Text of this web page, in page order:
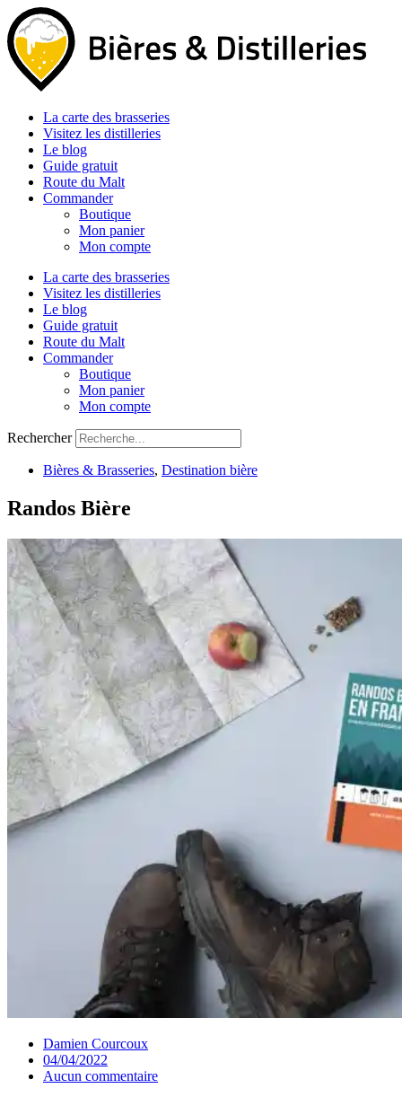
Aller
au
contenu
La carte des brasseries
Visitez les distilleries
Le blog
Guide gratuit
Route du Malt
Commander
Boutique
Mon panier
Mon compte
La carte des brasseries
Visitez les distilleries
Le blog
Guide gratuit
Route du Malt
Commander
Boutique
Mon panier
Mon compte
Rechercher
Bières & Brasseries, Destination bière
Randos Bière
Damien Courcoux
04/04/2022
Aucun commentaire